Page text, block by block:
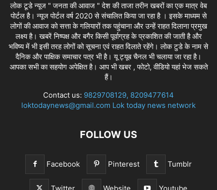
लोक टूडे न्यूज " जनता की आवाज " देश की ताजा तरीन खबरों का एक मात्र वेब
पोर्टल है। न्यूज पोर्टल वर्ष 2020 से संचालित किया जा रहा है । इसके माध्यम से
लोगों की आवाज को सत्ता के गलियारों तक पहुंचाना और उन्हें राहत दिलाना प्रमुख
लक्ष्य है। खबरें निष्पक्ष और बगैर किसी पूर्वाग्रह के प्रकाशित की जाती है और
भविष्य में भी इसी तरह लोगों को सूचना एवं राहत दिलाते रहेंगे। लोक टुडे के नाम से
दैनिक और पाक्षिक समाचार पत्र भी है। यू ट्यूब चैनल भी चलाया जा रहा है।
आपका सभी का सहयोग अपेक्षित है। आप भी खबर , फोटो, वीडियो यहां भेज सकते
हैं।
Contact us: 9829708129, 8209477614
loktodaynews@gmail.com Lok today news network
FOLLOW US
Facebook Pinterest Tumblr
Twitter Website Youtube